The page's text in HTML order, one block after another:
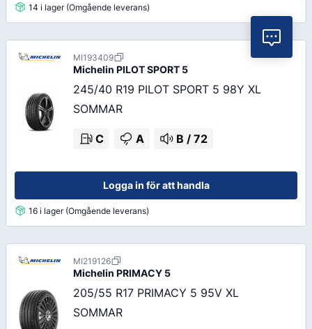
14 i lager (Omgående leverans)
MI193409
Michelin PILOT SPORT 5
245/40 R19 PILOT SPORT 5 98Y XL
SOMMAR
C A B / 72
Logga in för att handla
16 i lager (Omgående leverans)
MI219126
Michelin PRIMACY 5
205/55 R17 PRIMACY 5 95V XL
SOMMAR